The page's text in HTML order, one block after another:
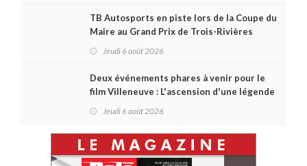
TB Autosports en piste lors de la Coupe du
Maire au Grand Prix de Trois-Rivières
Jeudi 6 août 2026
Deux événements phares à venir pour le
film Villeneuve : L'ascension d'une légende
Jeudi 6 août 2026